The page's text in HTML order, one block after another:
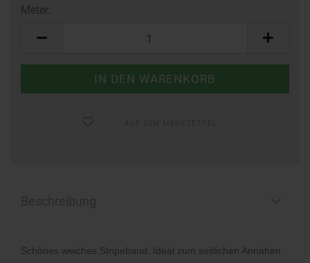
Meter:
Schönes weiches Stripeband. Ideal zum seitlichen Annähen